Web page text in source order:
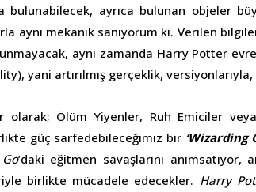
bulunabilecek, ayrıca bulunan objeler
aynı mekanik sanıyorum ki. Verilen
aynı zamanda Harry Potter
yani artırılmış gerçeklik,
olarak; Ölüm Yiyenler, Ruh Emiciler
güç sarfedebileceğimiz bir ‘Wizarding
’daki eğitmen savaşlarını
birlikte mücadele edecekler. Harry